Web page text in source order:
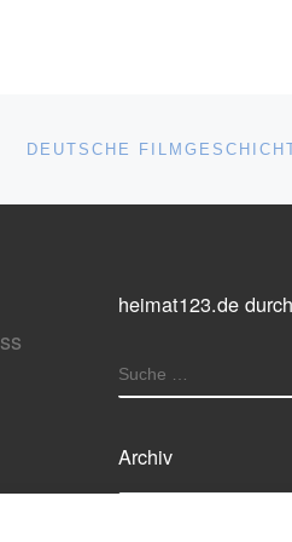
BEITRAGSLISTE
DEUTSCHE
heimat123.de
SUCHE
Archiv